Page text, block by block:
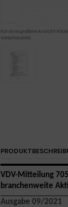
Für eine größere Ansicht
Vorschaubild
VDV-Mitteilung
branchenweite
Ausgabe 09/2021